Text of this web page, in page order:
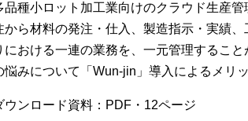
品種小ロット加工業向けのクラウド生産
から材料の発注・仕入、製造指示・実績
における一連の業務を、一元管理するこ
悩みについて「Wun-jin」導入によるメリ
ウンロード資料：PDF・12ページ